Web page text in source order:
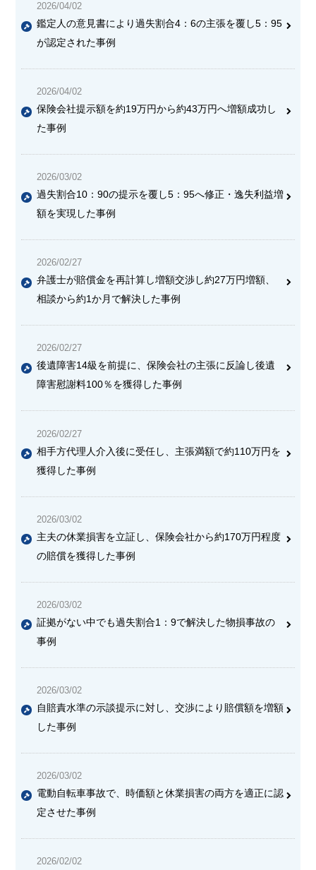
2026/04/02
鑑定人の意見書により過失割合4：6の主張を覆し5：95
が認定された事例
2026/04/02
保険会社提示額を約19万円から約43万円へ増額成功し
た事例
2026/03/02
過失割合10：90の提示を覆し5：95へ修正・逸失利益増
額を実現した事例
2026/02/27
弁護士が賠償金を再計算し増額交渉し約27万円増額、
相談から約1か月で解決した事例
2026/02/27
後遺障害14級を前提に、保険会社の主張に反論し後遺
障害慰謝料100％を獲得した事例
2026/02/27
相手方代理人介入後に受任し、主張満額で約110万円を
獲得した事例
2026/03/02
主夫の休業損害を立証し、保険会社から約170万円程度
の賠償を獲得した事例
2026/03/02
証拠がない中でも過失割合1：9で解決した物損事故の
事例
2026/03/02
自賠責水準の示談提示に対し、交渉により賠償額を増額
した事例
2026/03/02
電動自転車事故で、時価額と休業損害の両方を適正に認
定させた事例
2026/02/02